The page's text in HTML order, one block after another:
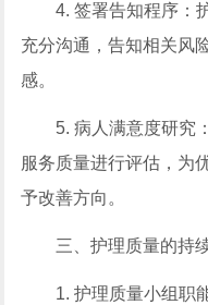
4. 签署告知程序：
充分沟通，告知相关风
感。
5. 病人满意度研究
服务质量进行评估，为
予改善方向。
三、护理质量的持
1. 护理质量小组职